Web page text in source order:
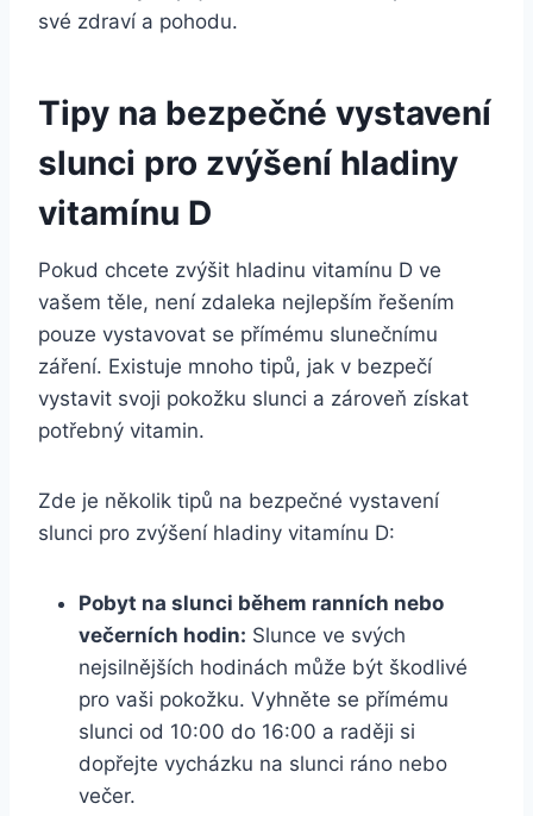
své zdraví a pohodu.
Tipy na bezpečné vystavení
slunci pro zvýšení hladiny
vitamínu D
Pokud chcete zvýšit hladinu vitamínu D ve
vašem těle, není zdaleka nejlepším řešením
pouze vystavovat se přímému slunečnímu
záření. Existuje mnoho tipů, jak v bezpečí
vystavit svoji pokožku slunci a zároveň získat
potřebný vitamin.
Zde je několik tipů na bezpečné vystavení
slunci pro zvýšení hladiny vitamínu D:
Pobyt na slunci během ranních nebo
večerních hodin: Slunce ve svých
nejsilnějších hodinách může být škodlivé
pro vaši pokožku. Vyhněte se přímému
slunci od 10:00 do 16:00 a raději si
dopřejte vycházku na slunci ráno nebo
večer.